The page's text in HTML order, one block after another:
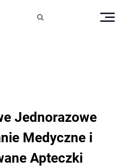

Jednorazowe
Medyczne i
Apteczki